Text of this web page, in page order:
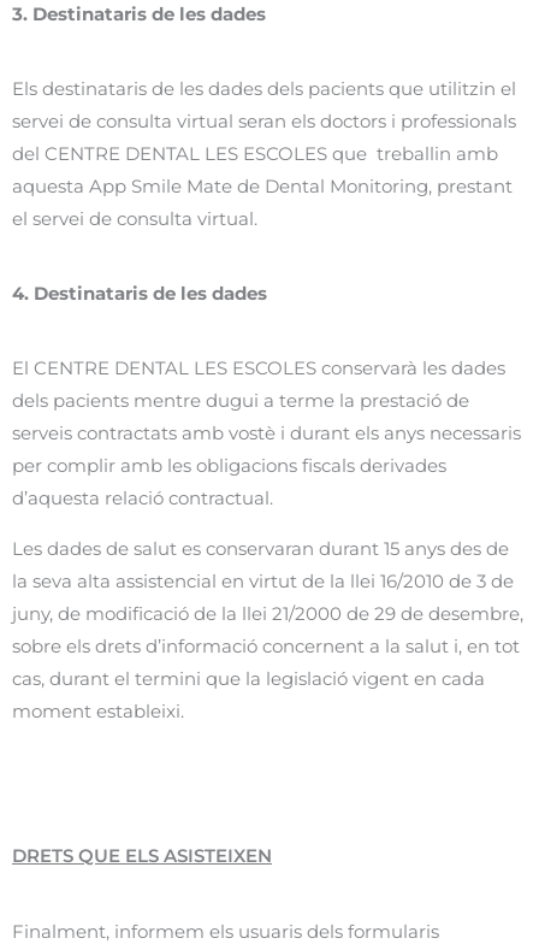
3. Destinataris de les dades
Els destinataris de les dades dels pacients que utilitzin el
servei de consulta virtual seran els doctors i professionals
del CENTRE DENTAL LES ESCOLES que treballin amb
aquesta App Smile Mate de Dental Monitoring, prestant
el servei de consulta virtual.
4. Destinataris de les dades
El CENTRE DENTAL LES ESCOLES conservarà les dades
dels pacients mentre dugui a terme la prestació de
serveis contractats amb vostè i durant els anys necessaris
per complir amb les obligacions fiscals derivades
d’aquesta relació contractual.
Les dades de salut es conservaran durant 15 anys des de
la seva alta assistencial en virtut de la llei 16/2010 de 3 de
juny, de modificació de la llei 21/2000 de 29 de desembre,
sobre els drets d’informació concernent a la salut i, en tot
cas, durant el termini que la legislació vigent en cada
moment estableixi.
DRETS QUE ELS ASISTEIXEN
Finalment, informem els usuaris dels formularis